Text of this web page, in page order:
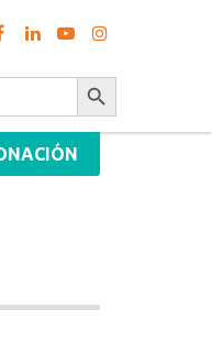
Botón de búsqueda